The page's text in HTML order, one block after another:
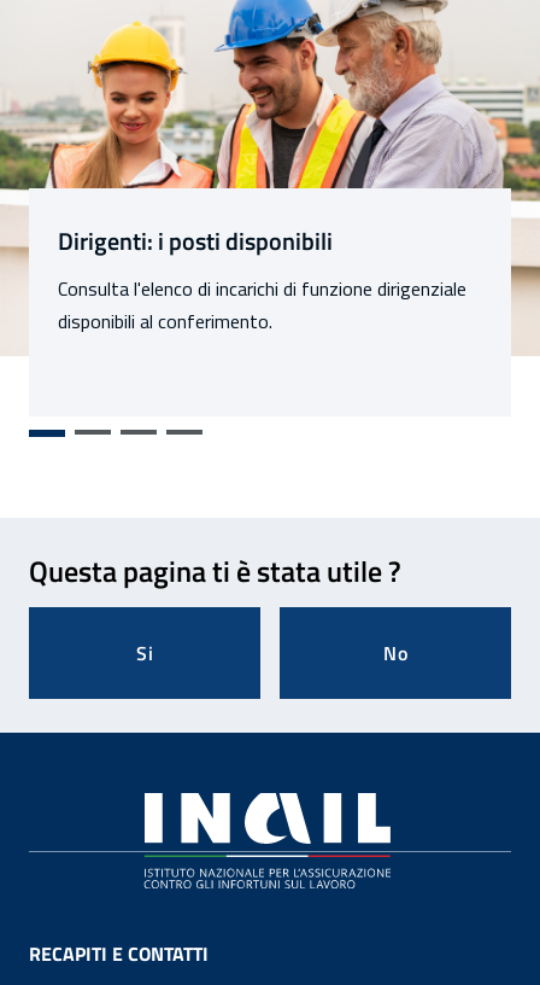
Sezioni
Dirigenti: i posti disponibili
Consulta l'elenco di incarichi di funzione dirigenziale
disponibili al conferimento.
Questa pagina ti è stata utile ?
Si No
RECAPITI E CONTATTI